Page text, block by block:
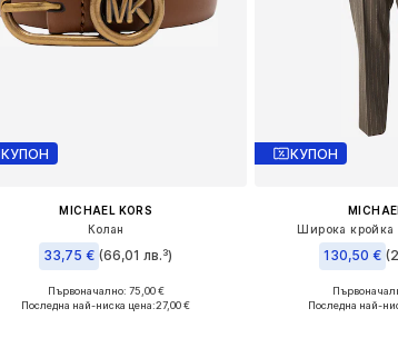
КУПОН
MICHAEL KORS
Колан
33,75 € (66,01 лв.³)
Налични размери: 65
Първоначално: 75,00 €
Последна най-ниска цена:27,00 €
КУПОН
Широка
130,50 €
Налични размери:
Последна най-